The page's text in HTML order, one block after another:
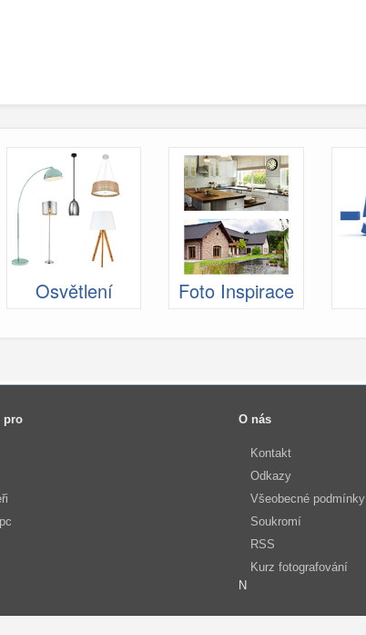
Osvětlení Foto Inspirace
pro O nás
Kontakt
Odkazy
Všeobecné podmínky
Soukromí
RSS
Kurz fotografování
N